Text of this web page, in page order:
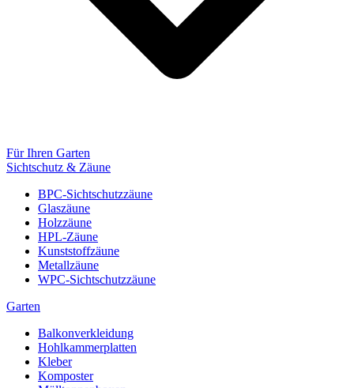
Für Ihren Garten
Sichtschutz & Zäune
BPC-Sichtschutzzäune
Glaszäune
Holzzäune
HPL-Zäune
Kunststoffzäune
Metallzäune
WPC-Sichtschutzzäune
Garten
Balkonverkleidung
Hohlkammerplatten
Kleber
Komposter